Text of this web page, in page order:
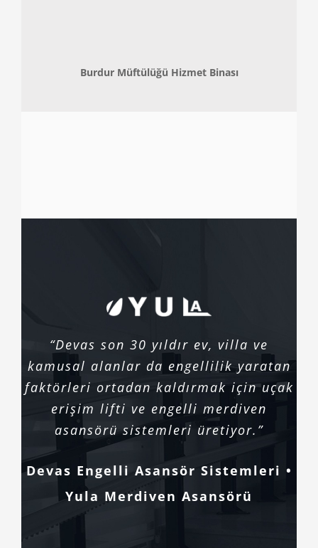
Burdur Müftülüğü Hizmet Binası
“Devas son 30 yıldır ev, villa ve
kamusal alanlar da engellilik yaratan
faktörleri ortadan kaldırmak için uçak
erişim lifti ve engelli merdiven
asansörü sistemleri üretiyor.”
Devas Engelli Asansör Sistemleri •
Yula Merdiven Asansörü